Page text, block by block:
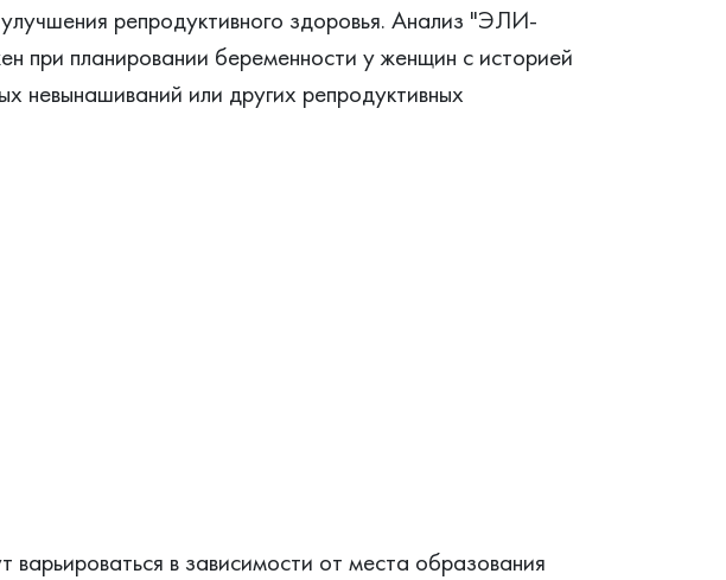
репродуктивного здоровья. Анализ "ЭЛИ-
планировании беременности у женщин с историей
невынашиваний или других репродуктивных
в зависимости от места образования